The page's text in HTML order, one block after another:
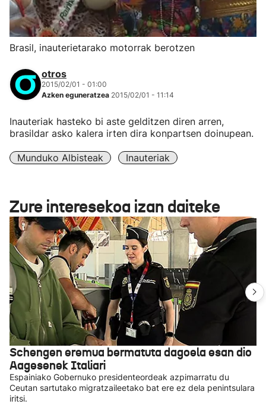
Brasil, inauterietarako motorrak berotzen
otros
2015/02/01 - 01:00
Azken eguneratzea 2015/02/01 - 11:14
Inauteriak hasteko bi aste gelditzen diren arren,
brasildar asko kalera irten dira konpartsen doinupean.
Munduko Albisteak Inauteriak
Zure interesekoa izan daiteke
Schengen eremua bermatuta dagoela esan dio
Aagesenek Italiari
Espainiako Gobernuko presidenteordeak azpimarratu du
Ceutan sartutako migratzaileetako bat ere ez dela penintsulara
iritsi.